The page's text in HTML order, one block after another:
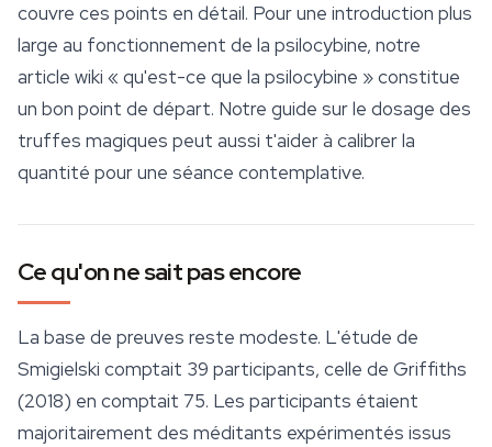
couvre ces points en détail. Pour une introduction plus
large au fonctionnement de la psilocybine, notre
article wiki « qu'est-ce que la psilocybine » constitue
un bon point de départ. Notre guide sur le dosage des
truffes magiques peut aussi t'aider à calibrer la
quantité pour une séance contemplative.
Ce qu'on ne sait pas encore
La base de preuves reste modeste. L'étude de
Smigielski comptait 39 participants, celle de Griffiths
(2018) en comptait 75. Les participants étaient
majoritairement des méditants expérimentés issus